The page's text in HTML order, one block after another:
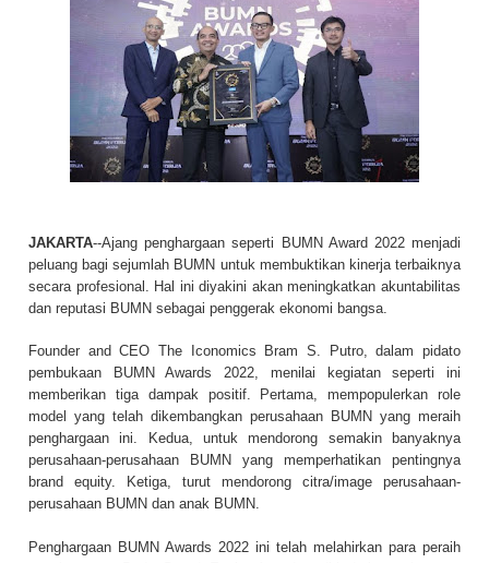
JAKARTA--Ajang penghargaan seperti BUMN Award 2022 menjadi
peluang bagi sejumlah BUMN untuk membuktikan kinerja terbaiknya
secara profesional. Hal ini diyakini akan meningkatkan akuntabilitas
dan reputasi BUMN sebagai penggerak ekonomi bangsa.
Founder and CEO The Iconomics Bram S. Putro, dalam pidato
pembukaan BUMN Awards 2022, menilai kegiatan seperti ini
memberikan tiga dampak positif. Pertama, mempopulerkan role
model yang telah dikembangkan perusahaan BUMN yang meraih
penghargaan ini. Kedua, untuk mendorong semakin banyaknya
perusahaan-perusahaan BUMN yang memperhatikan pentingnya
brand equity. Ketiga, turut mendorong citra/image perusahaan-
perusahaan BUMN dan anak BUMN.
Penghargaan BUMN Awards 2022 ini telah melahirkan para peraih